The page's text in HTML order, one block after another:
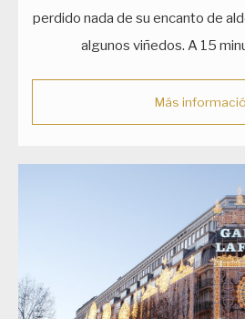
perdido nada de su encanto de
algunos viñedos. A 15
Más